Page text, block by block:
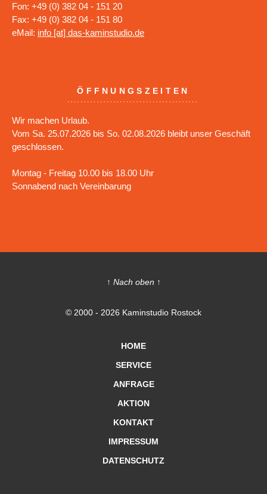
Fon: +49 (0) 382 04 - 151 20
Fax: +49 (0) 382 04 - 151 80
eMail: info [at] das-kaminstudio.de
ÖFFNUNGSZEITEN
Wir machen Urlaub.
Vom Sa. 25.07.2026 bis So. 02.08.2026 bleibt unser Geschäft
geschlossen.
Montag - Freitag 10.00 bis 18.00 Uhr
Sonnabend nach Vereinbarung
↑ Nach oben ↑
© 2000 - 2026 Kaminstudio Rostock
HOME
SERVICE
ANFRAGE
AKTION
KONTAKT
IMPRESSUM
DATENSCHUTZ